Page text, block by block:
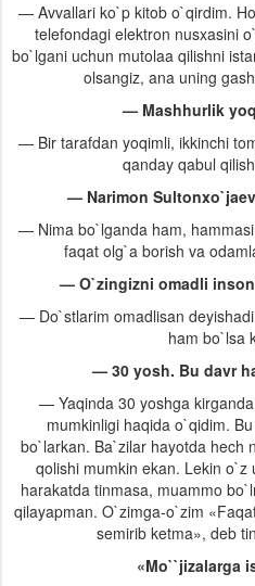
— Avvallari ko`p kitob o`qirdim.
telefondagi elektron nusxasini
bo`lgani uchun mutolaa qilishni
olsangiz, ana uning
— Mashhurlik
— Bir tarafdan yoqimli, ikkinchi
qanday qabul
— Narimon
— Nima bo`lganda ham,
faqat olg`a borish va
— O`zingizni omadli
— Do`stlarim omadlisan
ham bo`lsa
— 30 yosh. Bu davr
— Yaqinda 30 yoshga
mumkinligi haqida o`qidim.
bo`larkan. Ba`zilar hayotda hech
qolishi mumkin ekan. Lekin
harakatda tinmasa, muammo
qilayapman. O`zimga-o`zim
semirib ketma», deb
«Mo``jizalarga